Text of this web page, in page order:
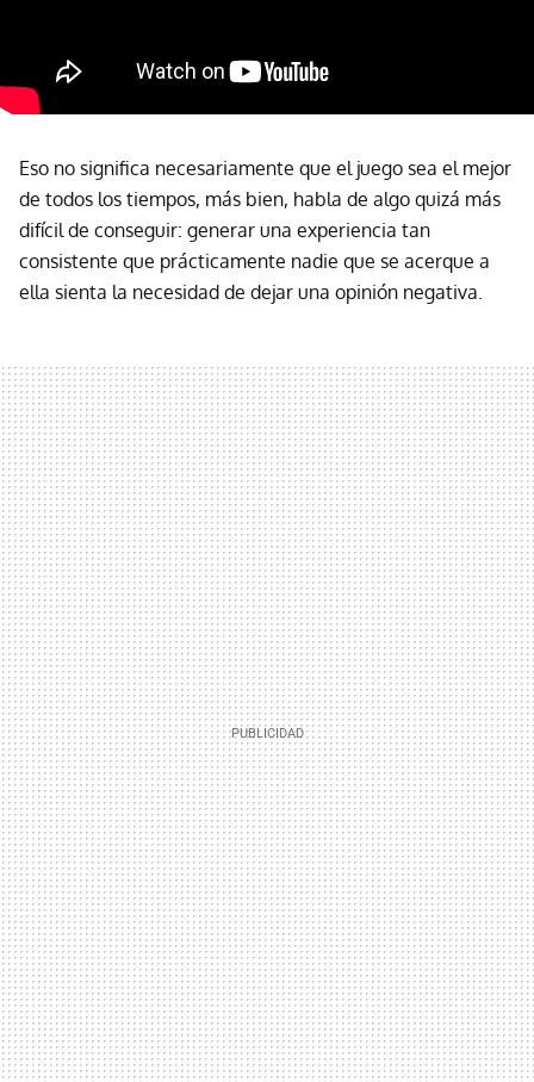
Eso no significa necesariamente que el juego sea el mejor
de todos los tiempos, más bien, habla de algo quizá más
difícil de conseguir: generar una experiencia tan
consistente que prácticamente nadie que se acerque a
ella sienta la necesidad de dejar una opinión negativa.